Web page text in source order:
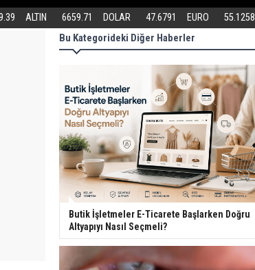
Başlarken Doğru Altyapıyı Nasıl Seçmeli?
ALTIN 6659.71 DOLAR 47.6791 EURO 55.1258
Bu Kategorideki Diğer Haberler
Butik İşletmeler E-Ticarete Başlarken Doğru
Altyapıyı Nasıl Seçmeli?